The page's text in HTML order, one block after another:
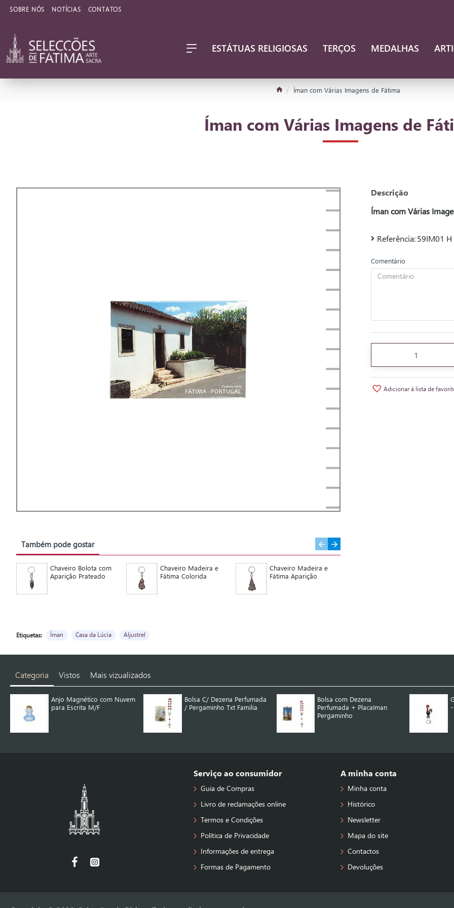
SOBRE NÓS NOTÍCIAS CONTATOS
ESTÁTUAS RELIGIOSAS TERÇOS MEDALHAS
Íman com Várias Imagens de Fátima
Íman com Várias Imagens de
Também pode gostar
Chaveiro Bolota com
Aparição Prateado
Chaveiro Madeira e
Fátima Colorida
Chaveiro Madeira e
Fátima Aparição
Descrição
Íman com Várias
Referência:59IM01 H
Comentário
Adicionar à lista de
Etiquetas: Íman Casa da Lúcia Aljustrel
Categoria Vistos Mais vizualizados
Anjo Magnético com Nuvem
para Escrita M/F
Bolsa C/ Dezena Perfumada
/ Pergaminho Txt Familia
Bolsa com Dezena
Perfumada + PlacaIman
Pergaminho
Serviço ao consumidor
Guia de Compras
Livro de reclamações online
Termos e Condições
Política de Privacidade
Informações de entrega
Formas de Pagamento
A minha conta
Minha conta
Histórico
Newsletter
Mapa do site
Contactos
Devoluções